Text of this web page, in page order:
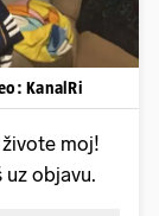
KanalRi
moj!
objavu.